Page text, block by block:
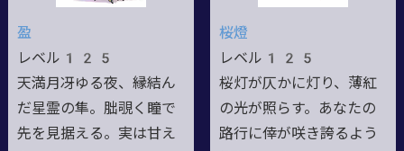
盈
レベル125
天満月冴ゆる夜、縁結ん
だ星霊の隼。朏覗く瞳で
先を見据える。実は甘え
桜燈
レベル125
桜灯が仄かに灯り、薄紅
の光が照らす。あなたの
路行に倖が咲き誇るよう